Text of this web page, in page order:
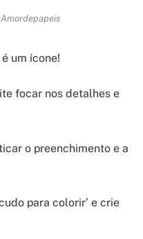
um ícone!
focar nos detalhes e
o preenchimento e a
para colorir’ e crie